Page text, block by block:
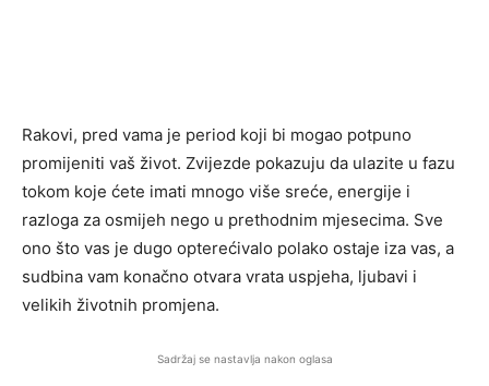
Rakovi, pred vama je period koji bi mogao potpuno
promijeniti vaš život. Zvijezde pokazuju da ulazite u fazu
tokom koje ćete imati mnogo više sreće, energije i
razloga za osmijeh nego u prethodnim mjesecima. Sve
ono što vas je dugo opterećivalo polako ostaje iza vas, a
sudbina vam konačno otvara vrata uspjeha, ljubavi i
velikih životnih promjena.
Sadržaj se nastavlja nakon oglasa